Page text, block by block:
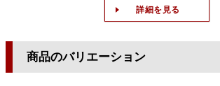
詳細を見る
商品のバリエーション